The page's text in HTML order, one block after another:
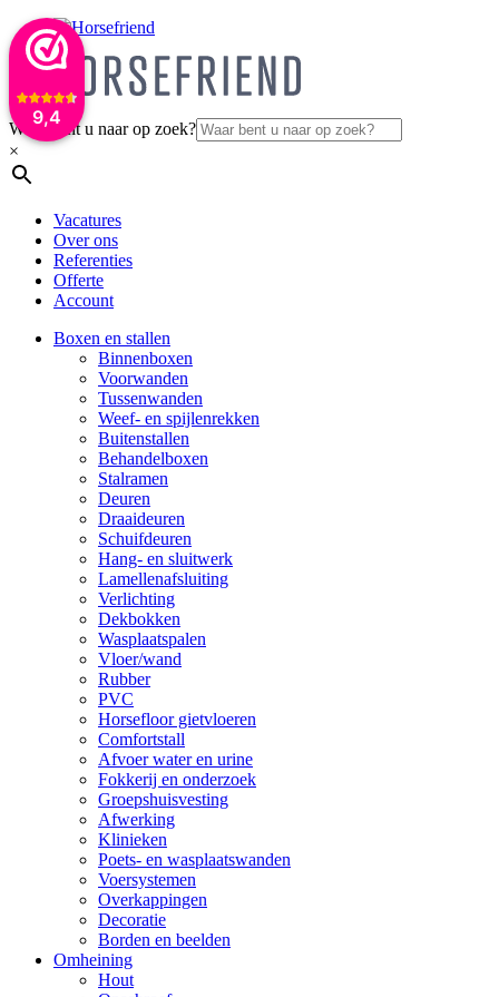
9,4
Waar bent u naar op zoek?
×
Vacatures
Over ons
Referenties
Offerte
Account
Boxen en stallen
Binnenboxen
Voorwanden
Tussenwanden
Weef- en spijlenrekken
Buitenstallen
Behandelboxen
Stalramen
Deuren
Draaideuren
Schuifdeuren
Hang- en sluitwerk
Lamellenafsluiting
Verlichting
Dekbokken
Wasplaatspalen
Vloer/wand
Rubber
PVC
Horsefloor gietvloeren
Comfortstall
Afvoer water en urine
Fokkerij en onderzoek
Groepshuisvesting
Afwerking
Klinieken
Poets- en wasplaatswanden
Voersystemen
Overkappingen
Decoratie
Borden en beelden
Omheining
Hout